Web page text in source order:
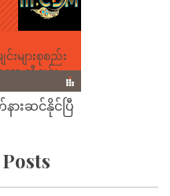
ားဆင်နိုင်ပြီ